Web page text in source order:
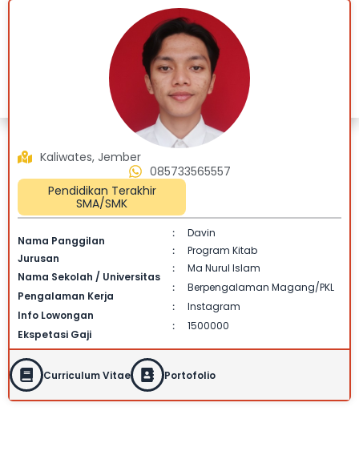
Pendidikan Terakhir
SMA/SMK
085733565557
Kaliwates, Jember
Nama Panggilan
:
Davin
Jurusan
:
Program Kitab
Nama Sekolah / Universitas
: Ma Nurul Islam
Pengalaman Kerja
: Berpengalaman Magang/PKL
Info Lowongan
: Instagram
Ekspetasi Gaji
: 1500000
Curriculum Vitae Portofolio